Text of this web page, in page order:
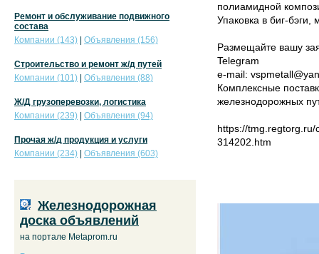
полиамидной
Упаковка в биг-бэги,
Размещайте вашу
Telegram
e-mail:
Комплексные
железнодорожных
https://
314202.htm
Ремонт и обслуживание подвижного
состава
Компании (143)
Объявления (156)
Строительство и ремонт ж/д путей
Компании (101)
Объявления (88)
Ж/Д грузоперевозки, логистика
Компании (239)
Объявления (94)
Прочая ж/д продукция и услуги
Компании (234)
Объявления (603)
Железнодорожная
доска объявлений
на портале Metaprom.ru